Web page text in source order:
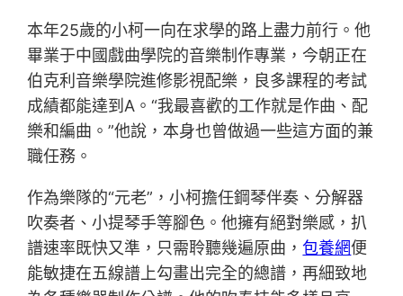
本年25歲的小柯一向在求學的路上盡力前行。他
畢業于中國戲曲學院的音樂制作專業，今朝正在
伯克利音樂學院進修影視配樂，良多課程的考試
成績都能達到A。“我最喜歡的工作就是作曲、配
樂和編曲。”他說，本身也曾做過一些這方面的兼
職任務。
作為樂隊的“元老”，小柯擔任鋼琴伴奏、分解器
吹奏者、小提琴手等腳色。他擁有絕對樂感，扒
譜速率既快又準，只需聆聽幾遍原曲，包養網便
能敏捷在五線譜上勾畫出完全的總譜，再細致地